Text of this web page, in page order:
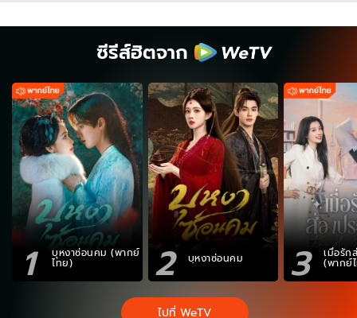
ซีรีส์ฮิตจาก
1 บุหงาซ่อนคม (พากย์
ไทย) 2 บุหงาซ่อนคม 3 เมื่อรัก
(พากย์
ไปที่ WeTV